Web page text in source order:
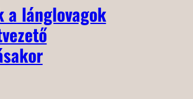
a lánglovagok